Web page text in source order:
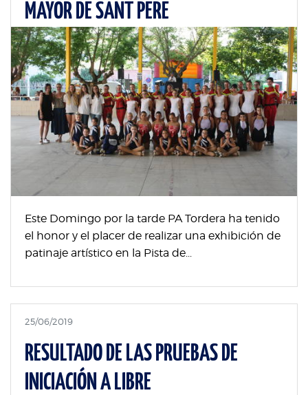
MAYOR DE SANT PERE
Este Domingo por la tarde PA Tordera ha tenido
el honor y el placer de realizar una exhibición de
patinaje artístico en la Pista de...
25/06/2019
RESULTADO DE LAS PRUEBAS DE
INICIACIÓN A LIBRE